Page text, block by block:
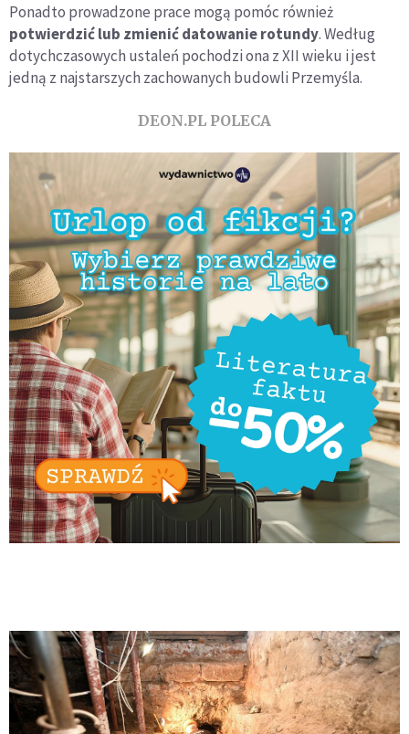
Ponadto prowadzone prace mogą pomóc również
potwierdzić lub zmienić datowanie rotundy. Według
dotychczasowych ustaleń pochodzi ona z XII wieku i jest
jedną z najstarszych zachowanych budowli Przemyśla.
DEON.PL POLECA